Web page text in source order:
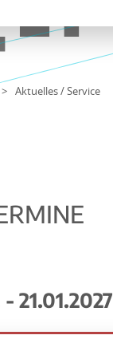
Aktuelles / Service
21.01.2027